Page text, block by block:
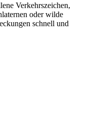
Verkehrszeichen,
oder wilde
schnell und